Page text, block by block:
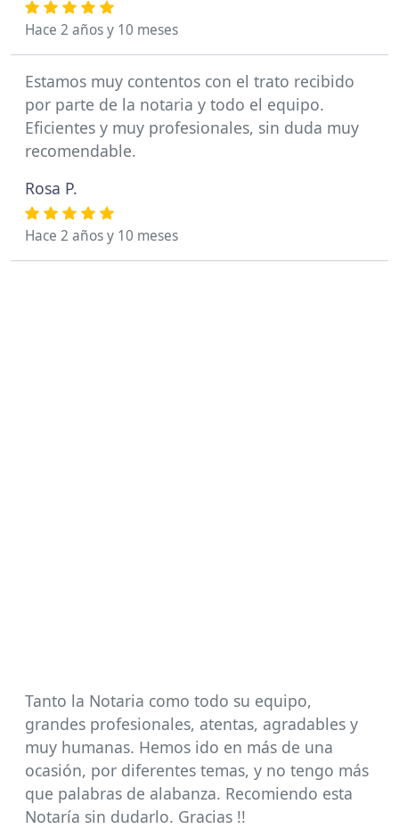
Hace 2 años y 10 meses
Estamos muy contentos con el trato recibido
por parte de la notaria y todo el equipo.
Eficientes y muy profesionales, sin duda muy
recomendable.
Rosa P.
Hace 2 años y 10 meses
Tanto la Notaria como todo su equipo,
grandes profesionales, atentas, agradables y
muy humanas. Hemos ido en más de una
ocasión, por diferentes temas, y no tengo más
que palabras de alabanza. Recomiendo esta
Notaría sin dudarlo. Gracias !!